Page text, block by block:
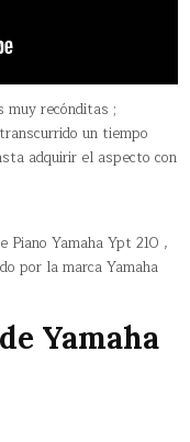
muy recónditas ;
un tiempo
adquirir el aspecto con
Piano Yamaha Ypt 210 ,
por la marca Yamaha
Yamaha